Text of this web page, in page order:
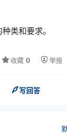
类和要求。
收藏 0 举报
写回答